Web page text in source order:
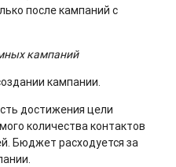
после кампаний с
кампаний
кампании.
достижения цели
количества контактов
Бюджет расходуется за